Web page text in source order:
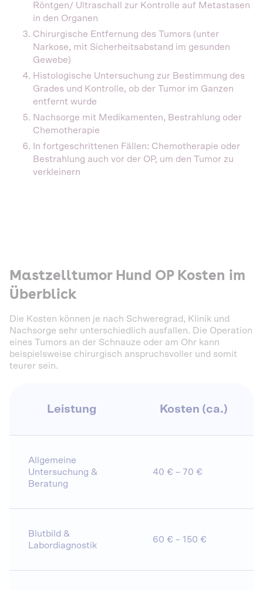
Röntgen/ Ultraschall zur Kontrolle auf Metastasen
in den Organen
Chirurgische Entfernung des Tumors (unter
Narkose, mit Sicherheitsabstand im gesunden
Gewebe)
Histologische Untersuchung zur Bestimmung des
Grades und Kontrolle, ob der Tumor im Ganzen
entfernt wurde
Nachsorge mit Medikamenten, Bestrahlung oder
Chemotherapie
In fortgeschrittenen Fällen: Chemotherapie oder
Bestrahlung auch vor der OP, um den Tumor zu
verkleinern
Mastzelltumor Hund OP Kosten im
Überblick
Die Kosten können je nach Schweregrad, Klinik und
Nachsorge sehr unterschiedlich ausfallen. Die Operation
eines Tumors an der Schnauze oder am Ohr kann
beispielsweise chirurgisch anspruchsvoller und somit
teurer sein.
Leistung Kosten (ca.)
Allgemeine
Untersuchung &
Beratung
40 € – 70 €
Blutbild &
Labordiagnostik
60 € – 150 €